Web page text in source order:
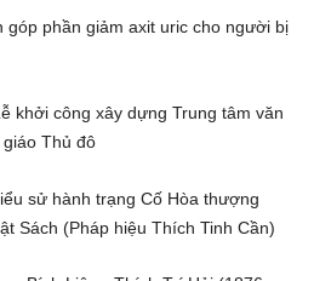
góp phần giảm axit uric cho người bị
khởi công xây dựng Trung tâm văn
giáo Thủ đô
sử hành trạng Cố Hòa thượng
Sách (Pháp hiệu Thích Tinh Cần)